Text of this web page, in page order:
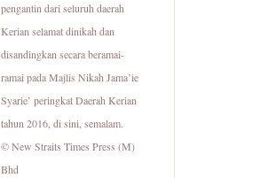
pengantin dari seluruh daerah
Kerian selamat dinikah dan
disandingkan secara beramai-
ramai pada Majlis Nikah Jama’ie
Syarie’ peringkat Daerah Kerian
tahun 2016, di sini, semalam.
© New Straits Times Press (M)
Bhd